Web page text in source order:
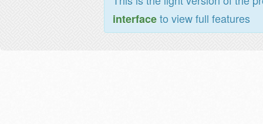
interfaceto view full features